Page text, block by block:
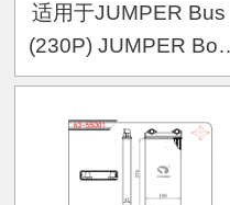
适用于JUMPER Bus
(230P) JUMPER Box
(230L) JUMPER
暖风